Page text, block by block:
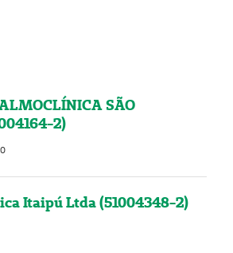
SÃO
2)
Itaipú Ltda (51004348-2)